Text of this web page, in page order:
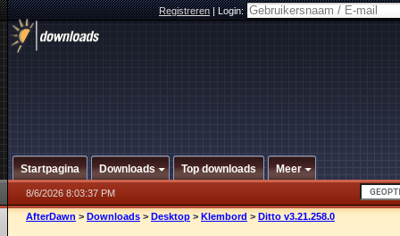
Registreren|Login:
Startpagina Downloads Top downloads Meer
8/6/2026 8:03:37 PM
AfterDawn > Downloads > Desktop > Klembord > Ditto v3.21.258.0